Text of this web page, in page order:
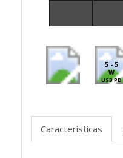
5 - 5
W
USB PD
Características